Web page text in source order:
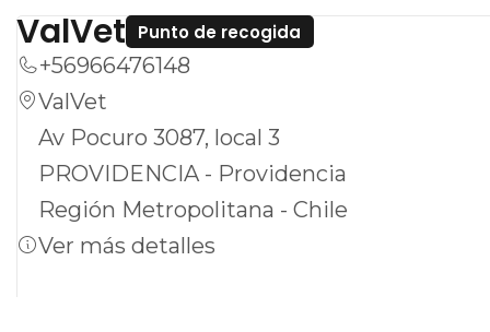
ValVet Punto de recogida
+56966476148
ValVet
Av Pocuro 3087, local 3
PROVIDENCIA - Providencia
Región Metropolitana - Chile
Ver más detalles